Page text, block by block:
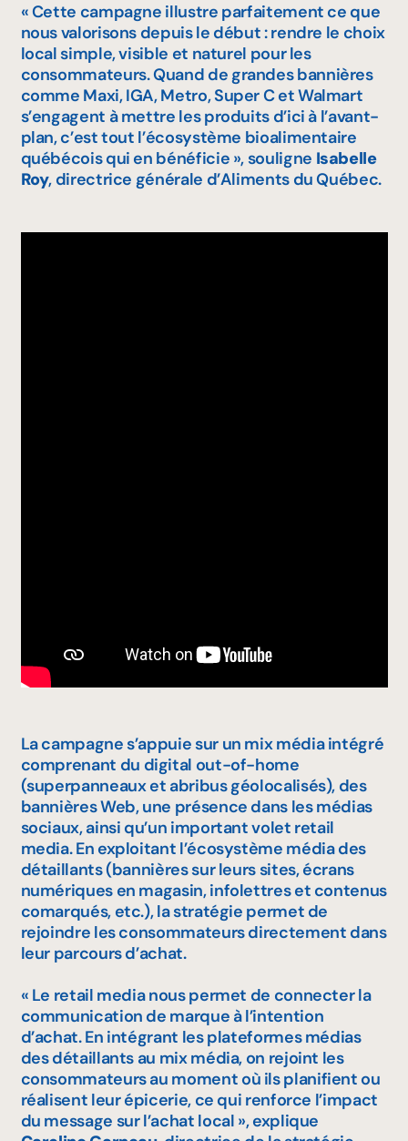
« Cette campagne illustre parfaitement ce que
nous valorisons depuis le début : rendre le choix
local simple, visible et naturel pour les
consommateurs. Quand de grandes bannières
comme Maxi, IGA, Metro, Super C et Walmart
s’engagent à mettre les produits d’ici à l’avant-
plan, c’est tout l’écosystème bioalimentaire
québécois qui en bénéficie », souligne Isabelle
Roy, directrice générale d’Aliments du Québec.
La campagne s’appuie sur un mix média intégré
comprenant du digital out-of-home
(superpanneaux et abribus géolocalisés), des
bannières Web, une présence dans les médias
sociaux, ainsi qu’un important volet retail
media. En exploitant l’écosystème média des
détaillants (bannières sur leurs sites, écrans
numériques en magasin, infolettres et contenus
comarqués, etc.), la stratégie permet de
rejoindre les consommateurs directement dans
leur parcours d’achat.
« Le retail media nous permet de connecter la
communication de marque à l’intention
d’achat. En intégrant les plateformes médias
des détaillants au mix média, on rejoint les
consommateurs au moment où ils planifient ou
réalisent leur épicerie, ce qui renforce l’impact
du message sur l’achat local », explique